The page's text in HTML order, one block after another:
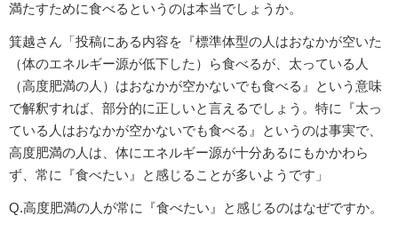
満たすために食べるというのは本当でしょうか。
箕越さん「投稿にある内容を『標準体型の人はおなかが空いた
（体のエネルギー源が低下した）ら食べるが、太っている人
（高度肥満の人）はおなかが空かないでも食べる』という意味
で解釈すれば、部分的に正しいと言えるでしょう。特に『太っ
ている人はおなかが空かないでも食べる』というのは事実で、
高度肥満の人は、体にエネルギー源が十分あるにもかかわら
ず、常に『食べたい』と感じることが多いようです」
Q.高度肥満の人が常に『食べたい』と感じるのはなぜですか。